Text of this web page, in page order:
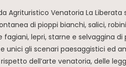
Agrituristico Venatoria La
di pioppi bianchi, salici,
lepri, starne e selvaggina
gli scenari paesaggistici ed
dell’arte venatoria, delle